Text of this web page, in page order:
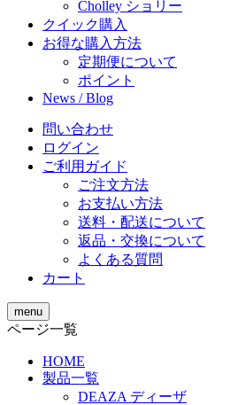
Cholley ショリー
クイック購入
お得な購入方法
定期便について
ポイント
News / Blog
問い合わせ
ログイン
ご利用ガイド
ご注文方法
お支払い方法
送料・配送について
返品・交換について
よくある質問
カート
menu
ページ一覧
HOME
製品一覧
DEAZA ディーザ